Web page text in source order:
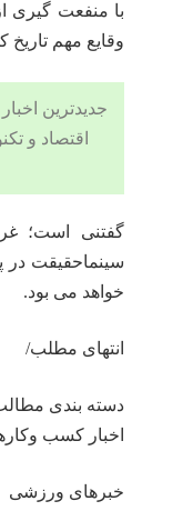
با منفعت گیری
وقایع مهم
جدیدترین اخبار و مهم ترین
اقتصاد و
گفتنی است؛
سینماحقیقت در
خواهد می بود.
انتهای مطلب/
دسته بندی
اخبار کسب
خبرهای ورزشی